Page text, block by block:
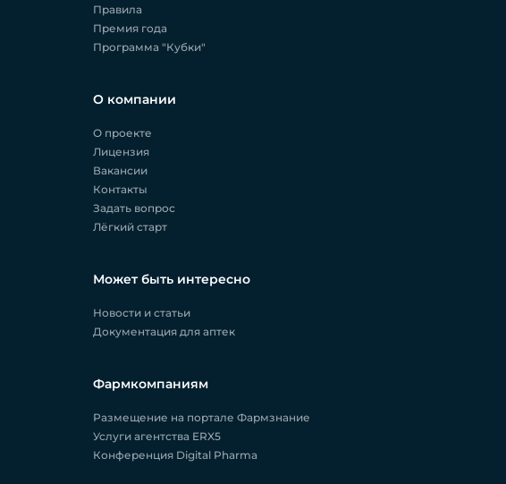
Правила
Премия года
Программа "Кубки"
О компании
О проекте
Лицензия
Вакансии
Контакты
Задать вопрос
Лёгкий старт
Может быть интересно
Новости и статьи
Документация для аптек
Фармкомпаниям
Размещение на портале Фармзнание
Услуги агентства ERX5
Конференция Digital Pharma